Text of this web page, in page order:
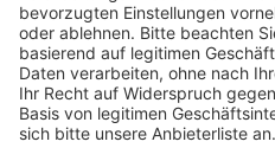
Rhein-Erft: RWE baut
Rheinischen Revier
Bedburg|RWE setzt im
erneuerbare Energien. Der